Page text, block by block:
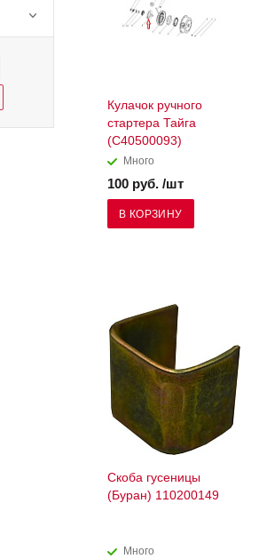
Кулачок ручного
стартера Тайга
(C40500093)
Много
100 руб. /шт
В КОРЗИНУ
Скоба гусеницы
(Буран) 110200149
Много